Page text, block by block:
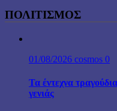
ΠΟΛΙΤΙΣΜΟΣ
01/08/2026 cosmos 0
Τα έντεχνα
γενιάς